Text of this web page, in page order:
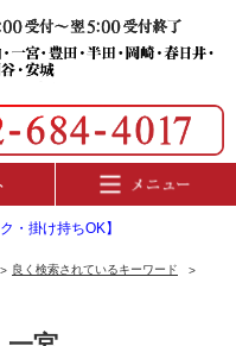
・掛け持ちOK】
良く検索されているキーワード